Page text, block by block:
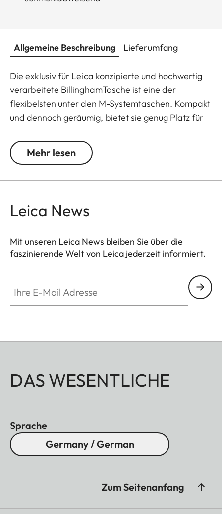
Allgemeine Beschreibung Lieferumfang
Die exklusiv für Leica konzipierte und hochwertig
verarbeitete BillinghamTasche ist eine der
flexibelsten unter den M-Systemtaschen. Kompakt
und dennoch geräumig, bietet sie genug Platz für
M-Gehäuse und drei Objektive. Selbst große
Objektive und Handgriff M sind gut und sicher
und schmutzabweisend und genügt höchsten
Mehr lesen
Leica News
Mit unseren Leica News bleiben Sie über die
faszinierende Welt von Leica jederzeit informiert.
DAS WESENTLICHE
Sprache
Germany / German
Zum Seitenanfang